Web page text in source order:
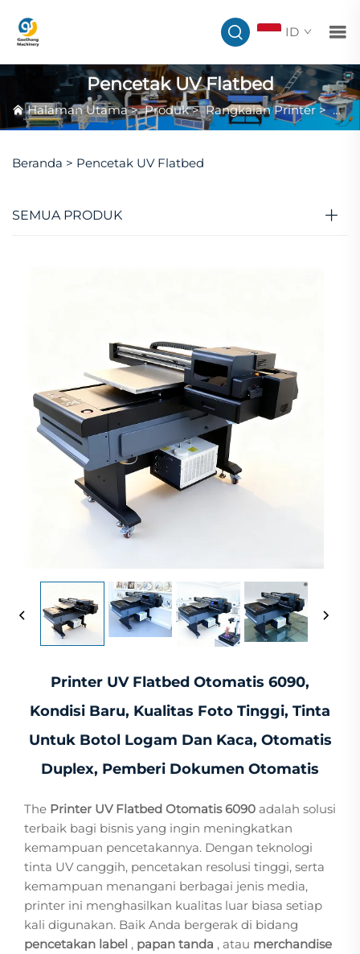
ID
Pencetak UV Flatbed
Halaman Utama>Produk>Rangkaian Printer >
Beranda > Pencetak UV Flatbed
SEMUA PRODUK
Printer UV Flatbed Otomatis 6090,
Kondisi Baru, Kualitas Foto Tinggi, Tinta
Untuk Botol Logam Dan Kaca, Otomatis
Duplex, Pemberi Dokumen Otomatis
The Printer UV Flatbed Otomatis 6090 adalah solusi
terbaik bagi bisnis yang ingin meningkatkan
kemampuan pencetakannya. Dengan teknologi
tinta UV canggih, pencetakan resolusi tinggi, serta
kemampuan menangani berbagai jenis media,
printer ini menghasilkan kualitas luar biasa setiap
kali digunakan. Baik Anda bergerak di bidang
pencetakan label , papan tanda , atau merchandise